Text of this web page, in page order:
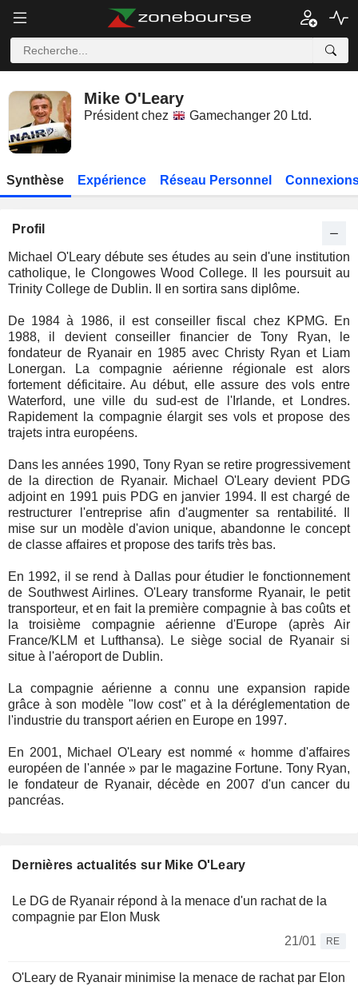
Mike O'Leary
Président chez Gamechanger 20 Ltd.
Synthèse Expérience Réseau Personnel
Profil
Michael O'Leary débute ses études au sein d'une institution
catholique, le Clongowes Wood College. Il les poursuit au
Trinity College de Dublin. Il en sortira sans diplôme.
De 1984 à 1986, il est conseiller fiscal chez KPMG. En
1988, il devient conseiller financier de Tony Ryan, le
fondateur de Ryanair en 1985 avec Christy Ryan et Liam
Lonergan. La compagnie aérienne régionale est alors
fortement déficitaire. Au début, elle assure des vols entre
Waterford, une ville du sud-est de l'Irlande, et Londres.
Rapidement la compagnie élargit ses vols et propose des
trajets intra européens.
Dans les années 1990, Tony Ryan se retire progressivement
de la direction de Ryanair. Michael O'Leary devient PDG
adjoint en 1991 puis PDG en janvier 1994. Il est chargé de
restructurer l'entreprise afin d'augmenter sa rentabilité. Il
mise sur un modèle d'avion unique, abandonne le concept
de classe affaires et propose des tarifs très bas.
En 1992, il se rend à Dallas pour étudier le fonctionnement
de Southwest Airlines. O'Leary transforme Ryanair, le petit
transporteur, et en fait la première compagnie à bas coûts et
la troisième compagnie aérienne d'Europe (après Air
France/KLM et Lufthansa). Le siège social de Ryanair si
situe à l'aéroport de Dublin.
La compagnie aérienne a connu une expansion rapide
grâce à son modèle "low cost" et à la déréglementation de
l'industrie du transport aérien en Europe en 1997.
En 2001, Michael O'Leary est nommé « homme d'affaires
européen de l'année » par le magazine Fortune. Tony Ryan,
le fondateur de Ryanair, décède en 2007 d'un cancer du
pancréas.
Dernières actualités sur Mike O'Leary
Le DG de Ryanair répond à la menace d'un rachat de la
compagnie par Elon Musk
21/01
RE
O'Leary de Ryanair minimise la menace de rachat par Elon